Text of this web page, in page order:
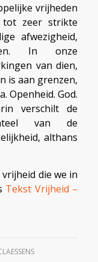
vrijheden
tot zeer strikte
afwezigheid,
In onze
van dien,
is aan grenzen,
Openheid. God.
verschilt de
van de
althans
die we in
Tekst Vrijheid –